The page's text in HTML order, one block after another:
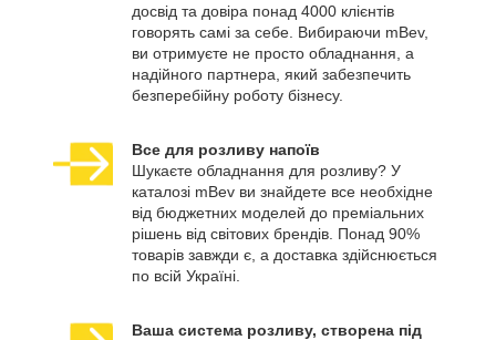
досвід та довіра понад 4000 клієнтів
говорять самі за себе. Вибираючи mBev,
ви отримуєте не просто обладнання, а
надійного партнера, який забезпечить
безперебійну роботу бізнесу.
Все для розливу напоїв
Шукаєте обладнання для розливу? У
каталозі mBev ви знайдете все необхідне
від бюджетних моделей до преміальних
рішень від світових брендів. Понад 90%
товарів завжди є, а доставка здійснюється
по всій Україні.
Ваша система розливу, створена під